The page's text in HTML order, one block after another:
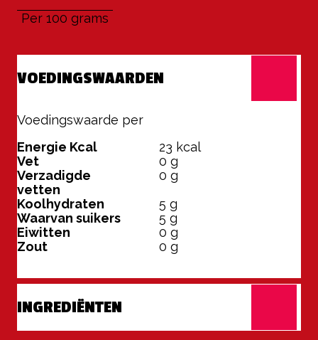
Per 100 grams
VOEDINGSWAARDEN
Voedingswaarde per
Energie Kcal 23 kcal
Vet
0 g
Verzadigde
vetten
0 g
Koolhydraten
5 g
Waarvan suikers
5 g
Eiwitten
0 g
Zout
0 g
INGREDIËNTEN